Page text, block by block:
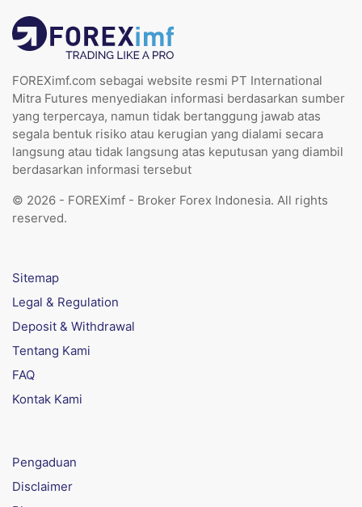
FOREXimf.com sebagai website resmi PT International
Mitra Futures menyediakan informasi berdasarkan sumber
yang terpercaya, namun tidak bertanggung jawab atas
segala bentuk risiko atau kerugian yang dialami secara
langsung atau tidak langsung atas keputusan yang diambil
berdasarkan informasi tersebut
© 2026 - FOREXimf - Broker Forex Indonesia. All rights
reserved.
Sitemap
Legal & Regulation
Deposit & Withdrawal
Tentang Kami
FAQ
Kontak Kami
Pengaduan
Disclaimer